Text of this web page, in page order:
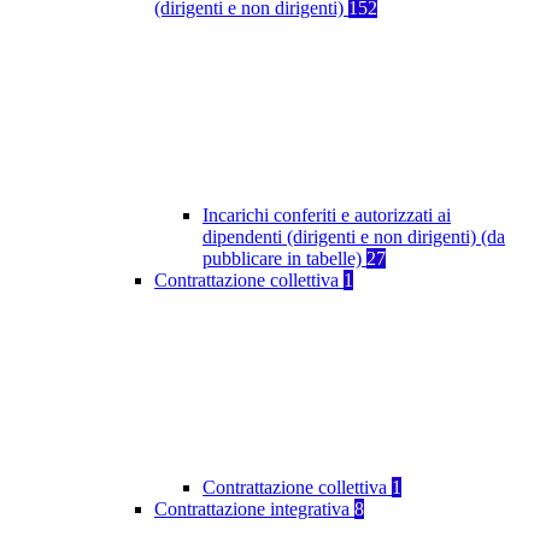
(dirigenti e non dirigenti) 152
Incarichi conferiti e autorizzati ai
dipendenti (dirigenti e non dirigenti) (da
pubblicare in tabelle) 27
Contrattazione collettiva 1
Contrattazione collettiva 1
Contrattazione integrativa 8